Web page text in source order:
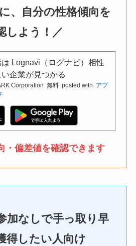
、自分の性格傾向を
しよう！／
は Lognavi（ログナビ）相性
企業が見つかる
Corporation 無料 posted with アプ
・偏差値を確認できます
加なしで手っ取り早
得したい人向け